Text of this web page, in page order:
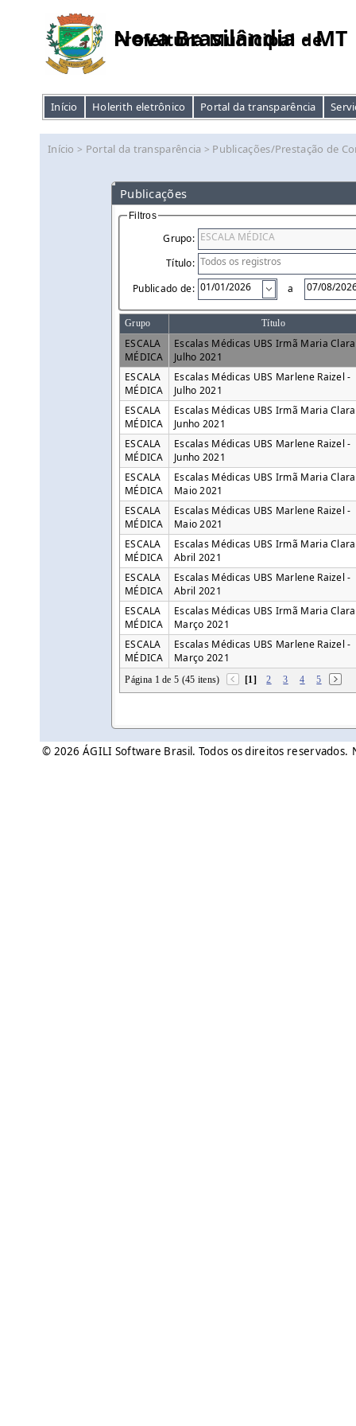
Prefeitura Municipal de
Nova Brasilândia - MT
Início Holerith eletrônico Portal da transparência
Início > Portal da transparência > Publicações/Prestação de
Publicações
Filtros
Grupo:
Título:
Publicado de:
a
Grupo Título
ESCALA
MÉDICA
Escalas Médicas UBS Irmã Maria
Julho 2021
ESCALA
MÉDICA
Escalas Médicas UBS Marlene Raizel -
Julho 2021
ESCALA
MÉDICA
Escalas Médicas UBS Irmã Maria
Junho 2021
ESCALA
MÉDICA
Escalas Médicas UBS Marlene Raizel -
Junho 2021
ESCALA
MÉDICA
Escalas Médicas UBS Irmã Maria
Maio 2021
ESCALA
MÉDICA
Escalas Médicas UBS Marlene Raizel -
Maio 2021
ESCALA
MÉDICA
Escalas Médicas UBS Irmã Maria
Abril 2021
ESCALA
MÉDICA
Escalas Médicas UBS Marlene Raizel -
Abril 2021
ESCALA
MÉDICA
Escalas Médicas UBS Irmã Maria
Março 2021
ESCALA
MÉDICA
Escalas Médicas UBS Marlene Raizel -
Março 2021
Página 1 de 5 (45 itens) [1] 2 3 4 5
© 2026 ÁGILI Software Brasil. Todos os direitos reservados.